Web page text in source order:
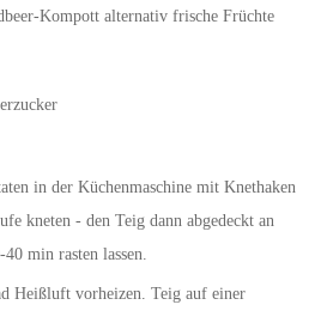
Kompott alternativ frische Früchte
in der Küchenmaschine mit Knethaken
kneten - den Teig dann abgedeckt an
min rasten lassen.
Heißluft vorheizen. Teig auf einer